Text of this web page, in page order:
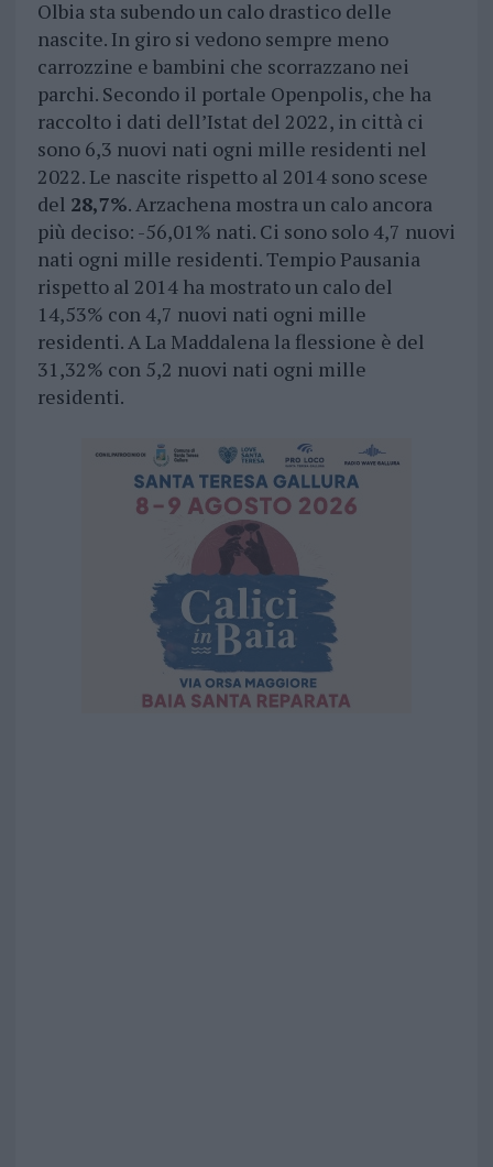
Olbia sta subendo un calo drastico delle
nascite. In giro si vedono sempre meno
carrozzine e bambini che scorrazzano nei
parchi. Secondo il portale Openpolis, che ha
raccolto i dati dell’Istat del 2022, in città ci
sono 6,3 nuovi nati ogni mille residenti nel
2022. Le nascite rispetto al 2014 sono scese
del 28,7%. Arzachena mostra un calo ancora
più deciso: -56,01% nati. Ci sono solo 4,7 nuovi
nati ogni mille residenti. Tempio Pausania
rispetto al 2014 ha mostrato un calo del
14,53% con 4,7 nuovi nati ogni mille
residenti. A La Maddalena la flessione è del
31,32% con 5,2 nuovi nati ogni mille
residenti.